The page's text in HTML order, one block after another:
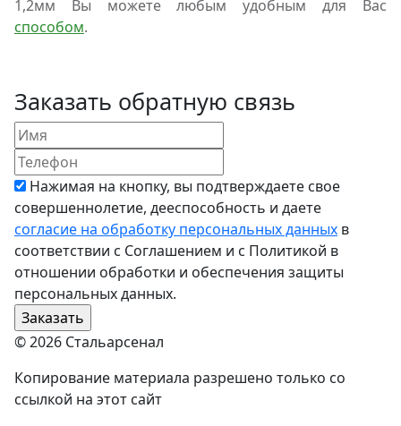
1,2мм Вы можете любым удобным для Вас
способом.
Заказать обратную связь
Нажимая на кнопку, вы подтверждаете свое
совершеннолетие, дееспособность и даете
согласие на обработку персональных данных в
соответствии с Соглашением и с Политикой в
отношении обработки и обеспечения защиты
персональных данных.
© 2026 Стальарсенал
Копирование материала разрешено только со
ссылкой на этот сайт